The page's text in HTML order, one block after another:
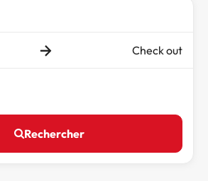
Check out
Rechercher